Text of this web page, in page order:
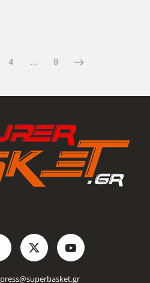
4 … 9
press@superbasket.gr